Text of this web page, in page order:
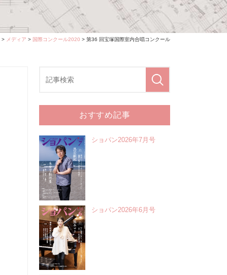
> メディア > 国際コンクール2020 > 第36 回宝塚国際室内合唱コンクール
おすすめ記事
ショパン2026年7月号
ショパン2026年6月号